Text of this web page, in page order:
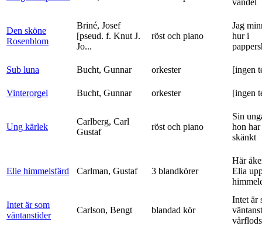
Den sköne
Rosenblom
Briné, Josef
[pseud. f. Knut J.
Jo...
röst och piano
Jag
hur i
Sub luna Bucht, Gunnar orkester [ingen
Vinterorgel Bucht, Gunnar orkester [ingen
Ung kärlek
Carlberg, Carl
Gustaf
röst och piano
Sin
hon
skänkt
Elie himmelsfärd Carlman, Gustaf 3 blandkörer
Här
Elia
Intet är som
väntanstider
Carlson, Bengt blandad kör
Intet är